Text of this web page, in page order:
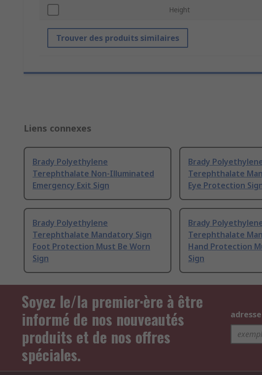
Height
Trouver des produits similaires
Liens connexes
Brady Polyethylene
Terephthalate Non-Illuminated
Emergency Exit Sign
Brady
Terephthalate
Eye Protection
Brady Polyethylene
Terephthalate Mandatory Sign
Foot Protection Must Be Worn
Sign
Brady
Terephthalate
Hand Protection
Sign
Soyez le/la premier·ère à être
informé de nos nouveautés
produits et de nos offres
spéciales.